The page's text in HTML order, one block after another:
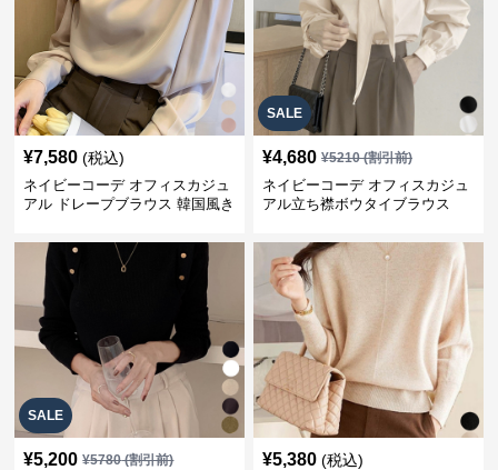
¥7,580 (税込)
ネイビーコーデ オフィスカジュ
アル ドレープブラウス 韓国風き
SALE
¥4,680 ¥5210(割引前)
ネイビーコーデ オフィスカジュ
アル立ち襟ボウタイブラウス
SALE
¥5,200 ¥5780(割引前) ¥5,380 (税込)